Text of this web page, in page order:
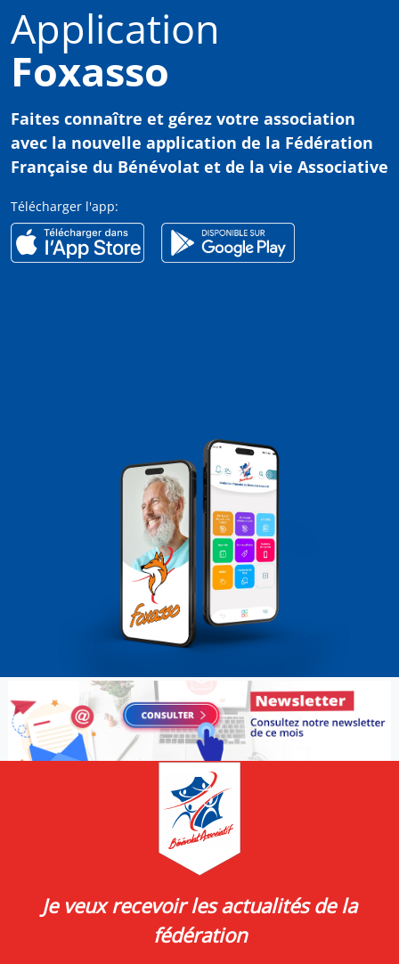
Application
Foxasso
Faites connaître et gérez votre association
avec la nouvelle application de la Fédération
Française du Bénévolat et de la vie Associative
Télécharger l'app:
Je veux recevoir les actualités de la
fédération